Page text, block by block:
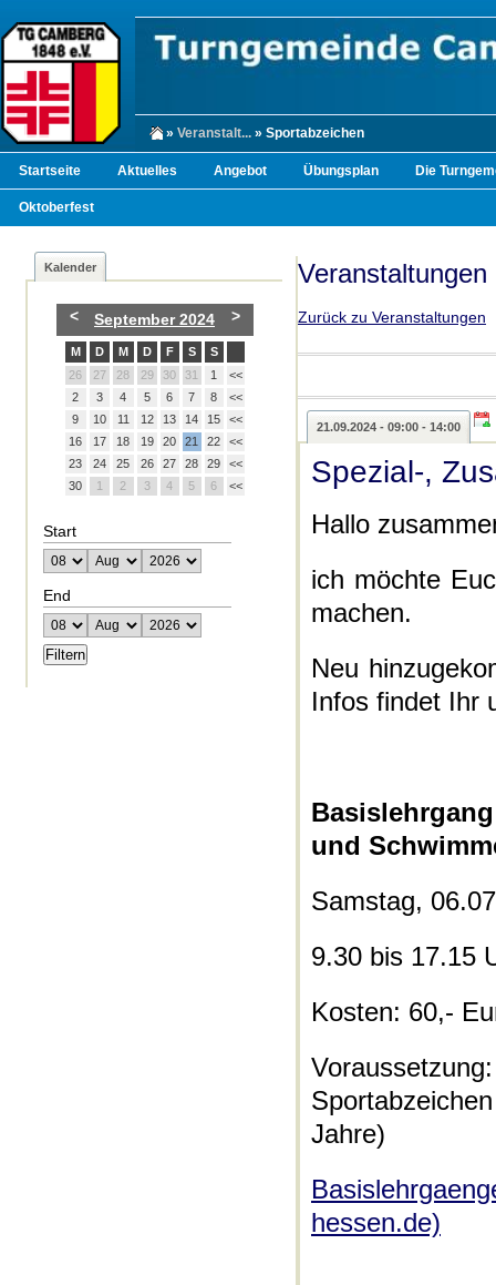
» Veranstalt... » Sportabzeichen
Startseite Aktuelles Angebot Übungsplan Die
Oktoberfest
Kalender
September 2024
< >
M D M D F S
S
26
27 28 29 30 31 1
<<
2
3 4 5 6 7 8
<<
9
10 11 12 13 14 15
<<
16
17 18 19 20 21 22
<<
23
24 25 26 27 28 29
<<
30
1 2 3 4 5 6 <<
Start
End
Veranstaltungen
Zurück zu Veranstaltungen
21.09.2024 - 09:00 - 14:00
Spezial-,
Hallo
ich möchte
machen.
Neu
Infos findet Ihr
und
Samstag,
9.30 bis 17.15
Kosten: 60,-
Jahre)
hessen.de)